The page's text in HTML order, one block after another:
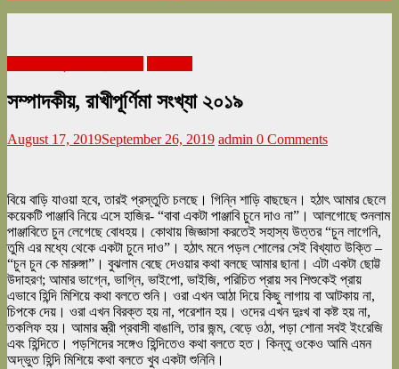
সম্পাদকীয়, রাখীপূর্ণিমা সংখ্যা ২০১৯
August 17, 2019September 26, 2019 admin 0 Comments
বিয়ে বাড়ি যাওয়া হবে, তারই প্রস্তুতি চলছে। গিন্নি শাড়ি বাছছেন। হঠাৎ আমার ছেলে
কয়েকটি পাঞ্জাবি নিয়ে এসে হাজির- “বাবা একটা পাঞ্জাবি চুনে দাও না”। আলগোছে শুনলাম
পাঞ্জাবিতে চুন লেগেছে বোধহয়। কোথায় জিজ্ঞাসা করতেই সহাস্য উত্তর “চুন লাগেনি,
তুমি এর মধ্যে থেকে একটা চুনে দাও”। হঠাৎ মনে পড়ল শোলের সেই বিখ্যাত উক্তি –
“চুন চুন কে মারুঙ্গা”। বুঝলাম বেছে দেওয়ার কথা বলছে আমার ছানা। এটা একটা ছোট্ট
উদাহরণ; আমার ভাগ্নে, ভাগ্নি, ভাইপো, ভাইজি, পরিচিত প্রায় সব শিশুকেই প্রায়
এভাবে হিন্দি মিশিয়ে কথা বলতে শুনি। ওরা এখন আঠা দিয়ে কিছু লাগায় বা আটকায় না,
চিপকে দেয়। ওরা এখন বিরক্ত হয় না, পরেশান হয়। ওদের এখন দুঃখ বা কষ্ট হয় না,
তকলিফ হয়। আমার স্ত্রী প্রবাসী বাঙালি, তার জন্ম, বেড়ে ওঠা, পড়া শোনা সবই ইংরেজি
এবং হিন্দিতে। পড়শিদের সঙ্গেও হিন্দিতেও কথা বলতে হত। কিন্তু ওকেও আমি এমন
অদ্ভুত হিন্দি মিশিয়ে কথা বলতে খুব একটা শুনিনি।